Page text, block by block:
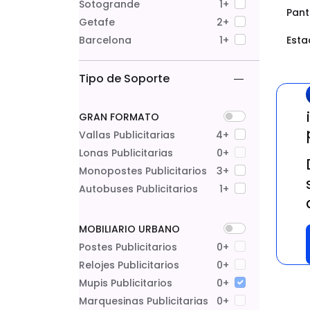
Sotogrande
1+
Getafe
2+
Barcelona
1+
Tipo de Soporte
GRAN FORMATO
Vallas Publicitarias
4+
Lonas Publicitarias
0+
Monopostes Publicitarios
3+
Autobuses Publicitarios
1+
MOBILIARIO URBANO
Postes Publicitarios
0+
Relojes Publicitarios
0+
Mupis Publicitarios
0+
Marquesinas Publicitarias
0+